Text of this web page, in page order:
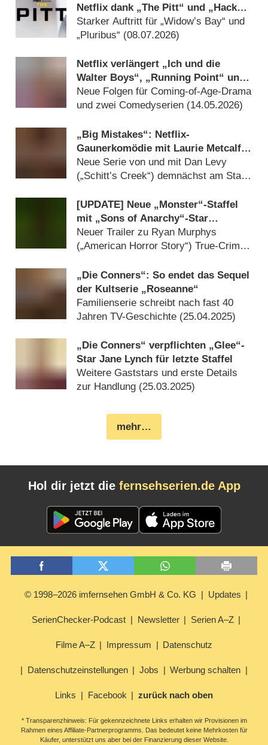
Netflix dank „The Pitt“ und „Hacks“
auf Abstand halten
Starker Auftritt für „Widow’s Bay“ und
„Pluribus“ (08.07.2026)
Netflix verlängert „Ich und die
Walter Boys“, „Running Point“ und
mehr
Neue Folgen für Coming-of-Age-Drama
und zwei Comedyserien (14.05.2026)
„Big Mistakes“: Netflix-
Gaunerkomödie mit Laurie Metcalf
(„Die Conners“, „TBBT“) mit erstem
Trailer
Neue Serie von und mit Dan Levy
(„Schitt’s Creek“) demnächst am Start
[UPDATE] Neue „Monster“-Staffel
mit „Sons of Anarchy“-Star
erforscht Abgründe eines der
berüchtigtsten Serienkiller
Neuer Trailer zu Ryan Murphys
(„American Horror Story“) True-Crime-
„Die Conners“: So endet das Sequel
der Kultserie „Roseanne“
Familienserie schreibt nach fast 40
Jahren TV-Geschichte (25.04.2025)
„Die Conners“ verpflichten „Glee“-
Star Jane Lynch für letzte Staffel
Weitere Gaststars und erste Details
zur Handlung (25.03.2025)
mehr…
Hol dir jetzt die fernsehserien.de App
© 1998–2026 imfernsehen GmbH & Co. KG Updates
SerienChecker-Podcast Newsletter Serien A–Z
Filme A–Z Impressum Datenschutz
Datenschutzeinstellungen Jobs Werbung schalten
Links Facebook zurück nach oben
* Transparenzhinweis: Für gekennzeichnete Links erhalten wir Provisionen im
Rahmen eines Affiliate-Partnerprogramms. Das bedeutet keine Mehrkosten für
Käufer, unterstützt uns aber bei der Finanzierung dieser Website.